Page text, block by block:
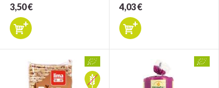
3,50 € 4,03 €